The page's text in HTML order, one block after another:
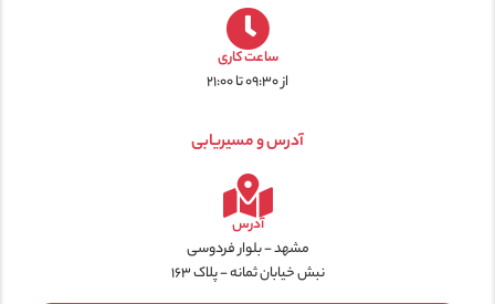
ساعت کاری
آدرس و مسیریابی
آدرس
مشهد - بلوار فردوسی
نبش خیابان ثمانه - پلاک ۱۶۳